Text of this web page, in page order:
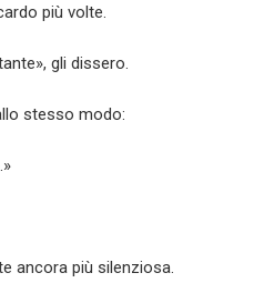
più volte.
gli dissero.
stesso modo:
ancora più silenziosa.